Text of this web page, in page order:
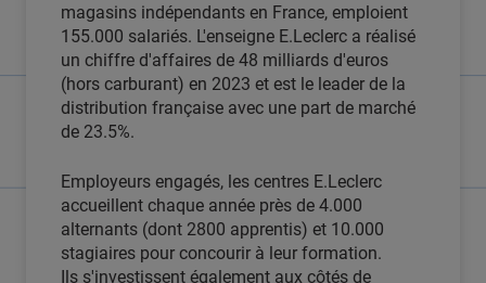
magasins indépendants en France, emploient
155.000 salariés. L'enseigne E.Leclerc a réalisé
un chiffre d'affaires de 48 milliards d'euros
(hors carburant) en 2023 et est le leader de la
distribution française avec une part de marché
de 23.5%.
Employeurs engagés, les centres E.Leclerc
accueillent chaque année près de 4.000
alternants (dont 2800 apprentis) et 10.000
stagiaires pour concourir à leur formation.
Ils s'investissent également aux côtés de